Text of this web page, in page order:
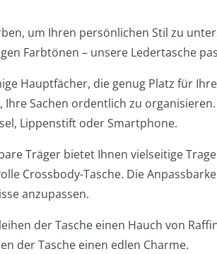
um Ihren persönlichen Stil zu
Farbtönen – unsere Ledertasche
Hauptfächer, die genug Platz für
Sachen ordentlich zu
Lippenstift oder Smartphone.
Träger bietet Ihnen vielseitige
Crossbody-Tasche. Die
anzupassen.
der Tasche einen Hauch von
der Tasche einen edlen Charme.